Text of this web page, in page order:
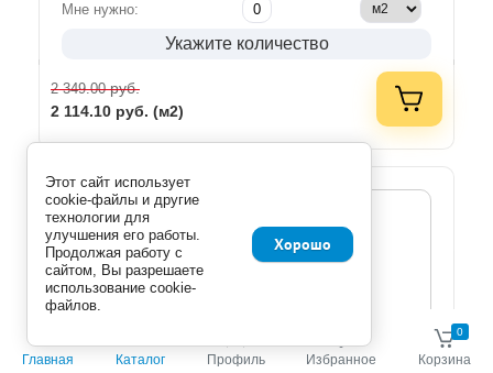
Мне нужно:
Укажите количество
2 349.00руб.
2 114.10 руб. (м2)
Главная Каталог Профиль Избранное
0
Корзина
Этот сайт использует
cookie-файлы и другие
технологии для
улучшения его работы.
Продолжая работу с
сайтом, Вы разрешаете
использование cookie-
файлов.
Хорошо